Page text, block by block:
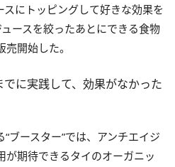
にトッピングして好きな効果を
ースを絞ったあとにできる食物
開始した。
に実践して、効果がなかった
ブースター”では、アンチエイジ
が期待できるタイのオーガニッ